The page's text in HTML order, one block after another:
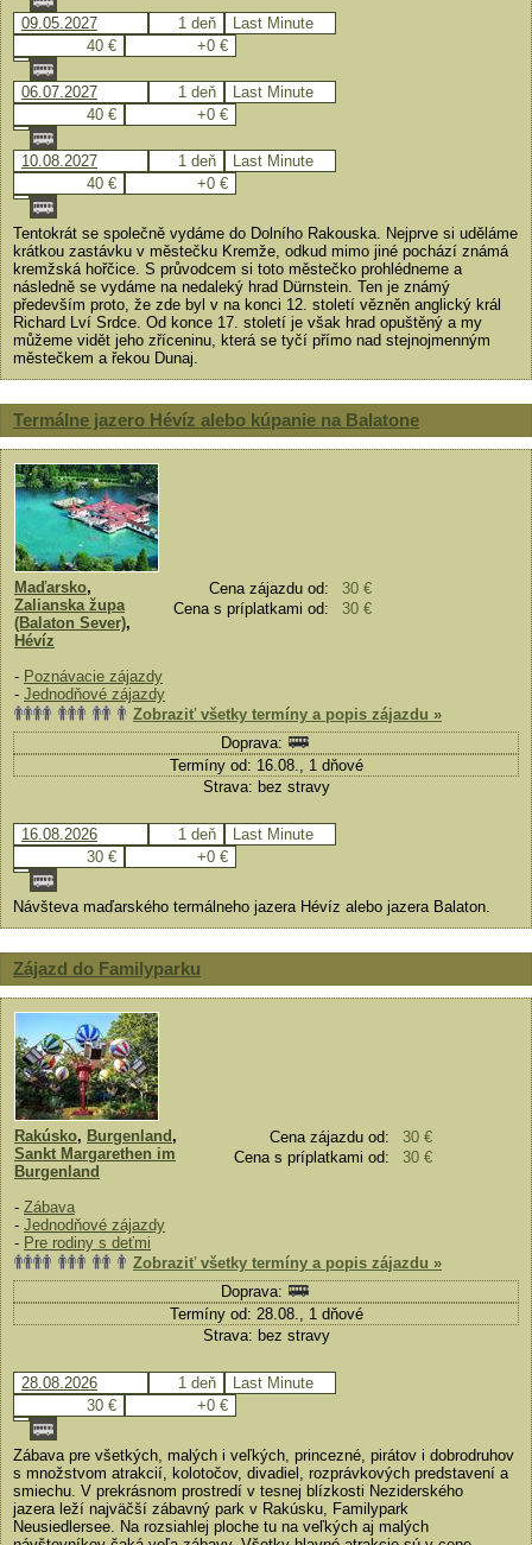
09.05.2027 1 deň
Last Minute
40 €
+0 €
06.07.2027 1 deň
Last Minute
40 €
+0 €
10.08.2027 1 deň
Last Minute
40 €
+0 €
Tentokrát se společně vydáme do Dolního Rakouska. Nejprve si uděláme
krátkou zastávku v městečku Kremže, odkud mimo jiné pochází známá
kremžská hořčice. S průvodcem si toto městečko prohlédneme a
následně se vydáme na nedaleký hrad Dürnstein. Ten je známý
především proto, že zde byl v na konci 12. století vězněn anglický král
Richard Lví Srdce. Od konce 17. století je však hrad opuštěný a my
můžeme vidět jeho zříceninu, která se tyčí přímo nad stejnojmenným
městečkem a řekou Dunaj.
Termálne jazero Hévíz alebo kúpanie na Balatone
Cena zájazdu od:
30 €
Cena s príplatkami od:
30 €
Maďarsko,
Zalianska župa
(Balaton Sever),
Hévíz
- Poznávacie zájazdy
- Jednodňové zájazdy
Zobraziť všetky termíny a popis zájazdu »
Doprava:
Termíny od: 16.08., 1 dňové
Strava: bez stravy
16.08.2026 1 deň
Last Minute
30 €
+0 €
Návšteva maďarského termálneho jazera Hévíz alebo jazera Balaton.
Zájazd do Familyparku
Cena zájazdu od:
30 €
Cena s príplatkami od:
30 €
Rakúsko, Burgenland ,
Sankt Margarethen im
Burgenland
- Zábava
- Jednodňové zájazdy
- Pre rodiny s deťmi
Zobraziť všetky termíny a popis zájazdu »
Doprava:
Termíny od: 28.08., 1 dňové
Strava: bez stravy
28.08.2026 1 deň
Last Minute
30 €
+0 €
Zábava pre všetkých, malých i veľkých, princezné, pirátov i dobrodruhov
s množstvom atrakcií, kolotočov, divadiel, rozprávkových predstavení a
smiechu. V prekrásnom prostredí v tesnej blízkosti Neziderského
jazera leží najväčší zábavný park v Rakúsku, Familypark
Neusiedlersee. Na rozsiahlej ploche tu na veľkých aj malých